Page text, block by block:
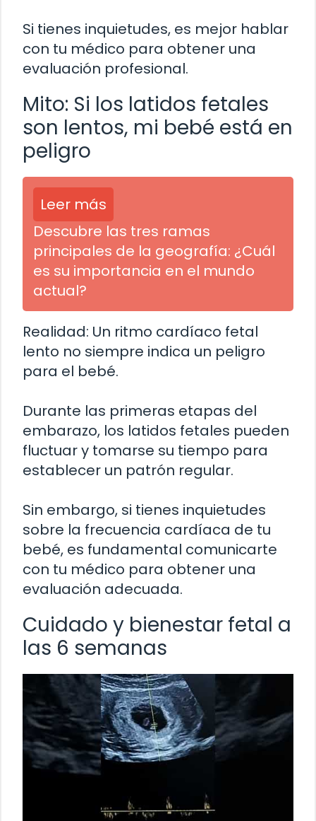
Si tienes inquietudes, es mejor hablar
con tu médico para obtener una
evaluación profesional.
Mito: Si los latidos fetales
son lentos, mi bebé está en
peligro
Leer más
Descubre las tres ramas
principales de la geografía: ¿Cuál
es su importancia en el mundo
actual?
Realidad: Un ritmo cardíaco fetal
lento no siempre indica un peligro
para el bebé.
Durante las primeras etapas del
embarazo, los latidos fetales pueden
fluctuar y tomarse su tiempo para
establecer un patrón regular.
Sin embargo, si tienes inquietudes
sobre la frecuencia cardíaca de tu
bebé, es fundamental comunicarte
con tu médico para obtener una
evaluación adecuada.
Cuidado y bienestar fetal a
las 6 semanas